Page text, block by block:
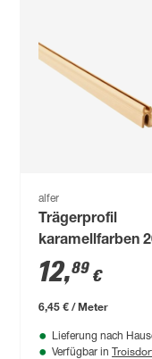
alfer
Trägerprofil
karamellfarben
mm
12,89 €
6,45 € / Meter
Lieferung nach
Verfügbar in